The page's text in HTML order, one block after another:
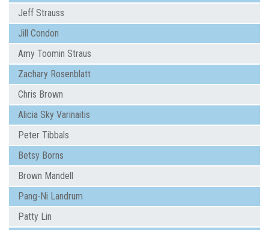
Jeff Strauss
Jill Condon
Amy Toomin Straus
Zachary Rosenblatt
Chris Brown
Alicia Sky Varinaitis
Peter Tibbals
Betsy Borns
Brown Mandell
Pang-Ni Landrum
Patty Lin